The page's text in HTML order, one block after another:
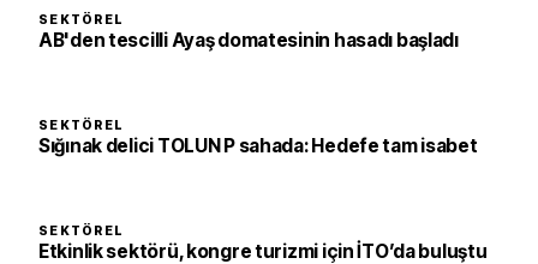
SEKTÖREL
AB'den tescilli Ayaş domatesinin hasadı başladı
SEKTÖREL
Sığınak delici TOLUN P sahada: Hedefe tam isabet
SEKTÖREL
Etkinlik sektörü, kongre turizmi için İTO’da buluştu